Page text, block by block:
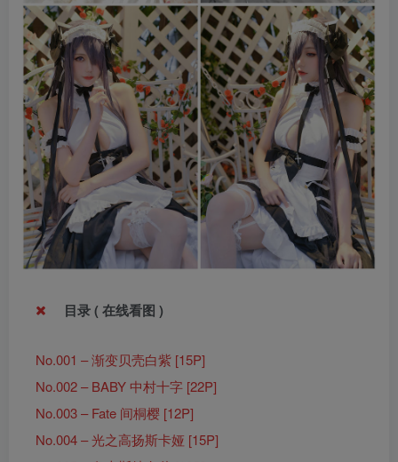
目录 ( 在线看图 )
No.001 – 渐变贝壳白紫 [15P]
No.002 – BABY 中村十字 [22P]
No.003 – Fate 间桐樱 [12P]
No.004 – 光之高扬斯卡娅 [15P]